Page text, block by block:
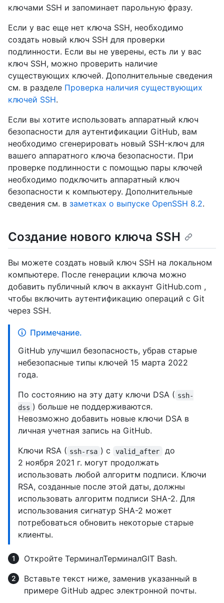
ключами SSH и запоминает парольную фразу.
Если у вас еще нет ключа SSH, необходимо
создать новый ключ SSH для проверки
подлинности. Если вы не уверены, есть ли у вас
ключ SSH, можно проверить наличие
существующих ключей. Дополнительные сведения
см. в разделе Проверка наличия существующих
ключей SSH.
Если вы хотите использовать аппаратный ключ
безопасности для аутентификации GitHub, вам
необходимо сгенерировать новый SSH-ключ для
вашего аппаратного ключа безопасности. При
проверке подлинности с помощью пары ключей
необходимо подключить аппаратный ключ
безопасности к компьютеру. Дополнительные
сведения см. в заметках о выпуске OpenSSH 8.2.
Создание нового ключа SSH
Вы можете создать новый ключ SSH на локальном
компьютере. После генерации ключа можно
добавить публичный ключ в аккаунт GitHub.com ,
чтобы включить аутентификацию операций с Git
через SSH.
Примечание.
GitHub улучшил безопасность, убрав старые
небезопасные типы ключей 15 марта 2022
года.
По состоянию на эту дату ключи DSA ( ssh-
dss ) больше не поддерживаются.
Невозможно добавить новые ключи DSA в
личная учетная запись на GitHub.
Ключи RSA ( ssh-rsa ) с valid_after
до
2 ноября 2021 г. могут продолжать
использовать любой алгоритм подписи. Ключи
RSA, созданные после этой даты, должны
использовать алгоритм подписи SHA-2. Для
использования сигнатур SHA-2 может
потребоваться обновить некоторые старые
клиенты.
Откройте ТерминалТерминалGIT Bash.
Вставьте текст ниже, заменив указанный в
примере GitHub адрес электронной почты.